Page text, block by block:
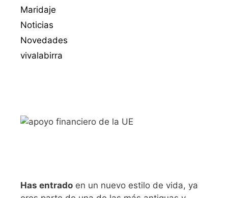
Maridaje
Noticias
Novedades
vivalabirra
Has entrado en un nuevo estilo de vida, ya